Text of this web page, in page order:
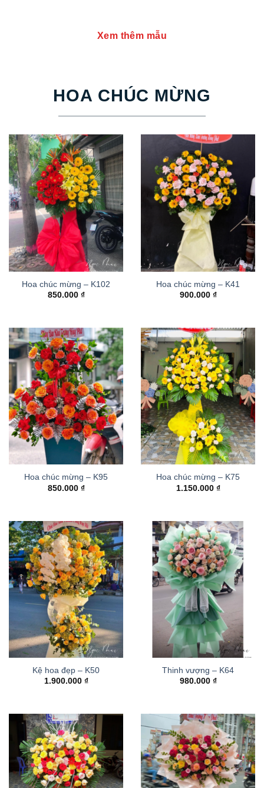
Xem thêm mẫu
HOA CHÚC MỪNG
Hoa chúc mừng – K102
850.000 ₫
Hoa chúc mừng – K41
900.000 ₫
Hoa chúc mừng – K95
850.000 ₫
Hoa chúc mừng – K75
1.150.000 ₫
Kệ hoa đẹp – K50
1.900.000 ₫
Thinh vượng – K64
980.000 ₫